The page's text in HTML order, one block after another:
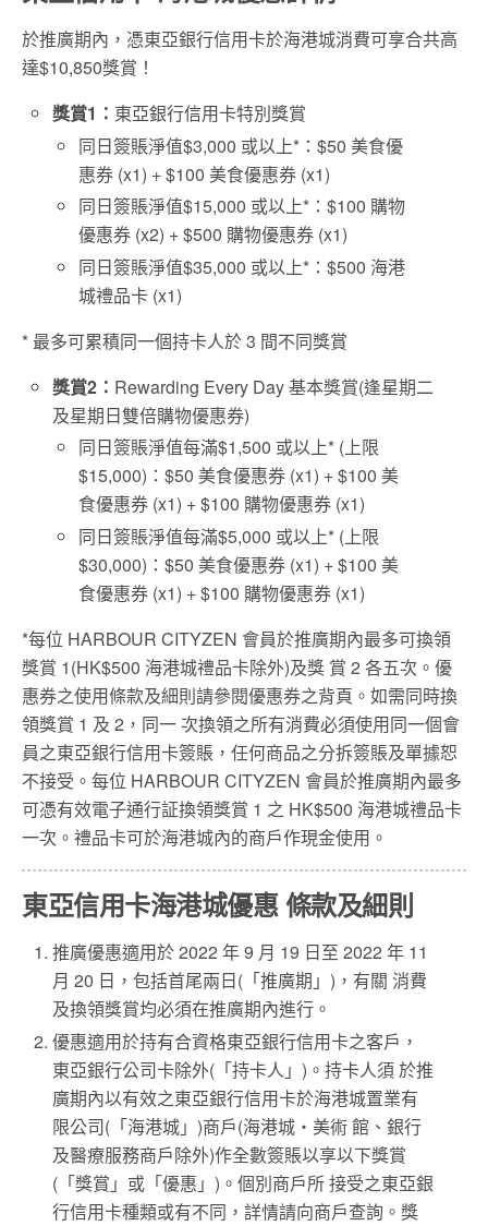
於推廣期內，憑東亞銀行信用卡於海港城消費可享合共高
達$10,850獎賞！
獎賞1： 東亞銀行信用卡特別獎賞
同日簽賬淨值$3,000 或以上*：$50 美食優
惠券 (x1) + $100 美食優惠券 (x1)
同日簽賬淨值$15,000 或以上*：$100 購物
優惠券 (x2) + $500 購物優惠券 (x1)
同日簽賬淨值$35,000 或以上*：$500 海港
城禮品卡 (x1)
* 最多可累積同一個持卡人於 3 間不同獎賞
獎賞2： Rewarding Every Day 基本獎賞(逢星期二
及星期日雙倍購物優惠券)
同日簽賬淨值每滿$1,500 或以上* (上限
$15,000)：$50 美食優惠券 (x1) + $100 美
食優惠券 (x1) + $100 購物優惠券 (x1)
同日簽賬淨值每滿$5,000 或以上* (上限
$30,000)：$50 美食優惠券 (x1) + $100 美
食優惠券 (x1) + $100 購物優惠券 (x1)
*每位 HARBOUR CITYZEN 會員於推廣期內最多可換領
獎賞 1(HK$500 海港城禮品卡除外)及獎 賞 2 各五次。優
惠券之使用條款及細則請參閱優惠券之背頁。如需同時換
領獎賞 1 及 2，同一 次換領之所有消費必須使用同一個會
員之東亞銀行信用卡簽賬，任何商品之分拆簽賬及單據恕
不接受。每位 HARBOUR CITYZEN 會員於推廣期內最多
可憑有效電子通行証換領獎賞 1 之 HK$500 海港城禮品卡
一次。禮品卡可於海港城內的商戶作現金使用。
東亞信用卡海港城優惠 條款及細則
推廣優惠適用於 2022 年 9 月 19 日至 2022 年 11
月 20 日，包括首尾兩日(「推廣期」)，有關 消費
及換領獎賞均必須在推廣期內進行。
優惠適用於持有合資格東亞銀行信用卡之客戶，
東亞銀行公司卡除外(「持卡人」)。持卡人須 於推
廣期內以有效之東亞銀行信用卡於海港城置業有
限公司(「海港城」)商戶(海港城‧美術 館、銀行
及醫療服務商戶除外)作全數簽賬以享以下獎賞
(「獎賞」或「優惠」)。個別商戶所 接受之東亞銀
行信用卡種類或有不同，詳情請向商戶查詢。獎